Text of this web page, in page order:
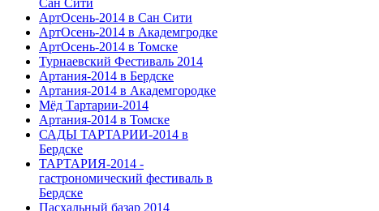
Сан Сити
АртОсень-2014 в Сан Сити
АртОсень-2014 в Академгродке
АртОсень-2014 в Томске
Турнаевский Фестиваль 2014
Артания-2014 в Бердске
Артания-2014 в Академгородке
Мёд Тартарии-2014
Артания-2014 в Томске
САДЫ ТАРТАРИИ-2014 в
Бердске
ТАРТАРИЯ-2014 -
гастрономический фестиваль в
Бердске
Пасхальный базар 2014